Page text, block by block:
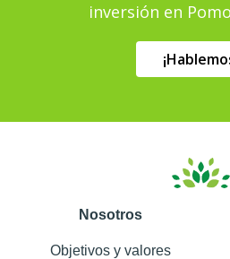
inversión en
Nosotros
Objetivos y valores